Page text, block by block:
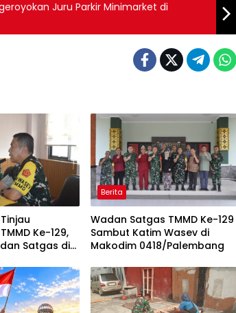
Juru Parkir Minimarket di
Ke-129,
Satgas di
Berita
Wadan Satgas TMMD Ke-129
Sambut Katim Wasev di
Makodim 0418/Palembang